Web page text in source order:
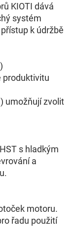
KIOTI dává
systém
k údržbě
produktivitu
umožňují zvolit
s hladkým
a
motoru.
řadu použití